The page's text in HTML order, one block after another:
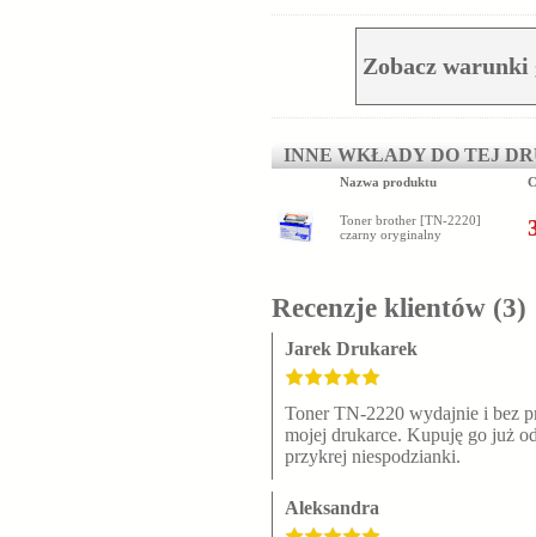
Zobacz
INNE WKŁADY DO TEJ
Nazwa produktu
Toner brother [TN-2220]
czarny oryginalny
Recenzje klientów (3)
Jarek Drukarek
Toner TN-2220 wydajnie i bez
mojej drukarce. Kupuję go już
przykrej niespodzianki.
Aleksandra